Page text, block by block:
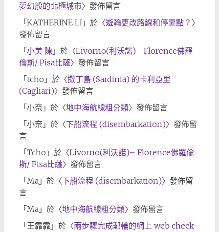
夢幻般的北極城市〉發佈留言
「 KATHERINE LI」於〈遊輪更改路線和停靠點？ 〉
發佈留言
「 小美 陳」於〈Livorno(利沃諾)– Florence佛羅
倫斯/ Pisa比薩〉發佈留言
「 tcho 」於〈撒丁島 (Sardinia) 的卡利亞里
(Cagliari)〉發佈留言
「 小奈」於〈地中海航線粗分類〉發佈留言
「 小奈」於〈下船流程 (disembarkation)〉發佈留
言
「 Tcho 」於〈Livorno(利沃諾)– Florence佛羅倫
斯/ Pisa比薩〉發佈留言
「 Ma」於〈下船流程 (disembarkation)〉發佈留
言
「 Ma」於〈地中海航線粗分類〉發佈留言
「 王霏霏」於〈兩步驟完成郵輪的網上 web check-